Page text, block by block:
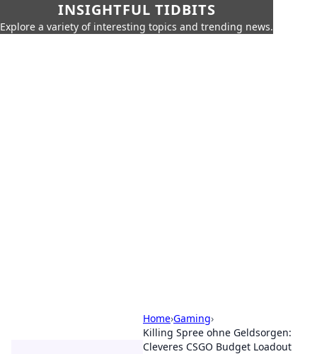
INSIGHTFUL TIDBITS
Explore a variety of interesting topics and trending news.
Home›Gaming›
Killing Spree ohne Geldsorgen:
Cleveres CSGO Budget Loadout